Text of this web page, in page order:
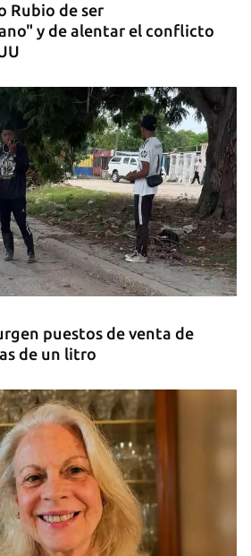
Rubio de ser
y de alentar el conflicto
puestos de venta de
de un litro